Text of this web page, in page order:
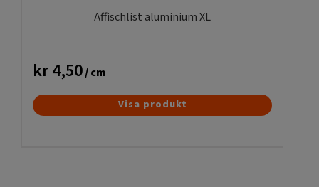
Affischlist aluminium XL
kr4,50/ cm
Visa produkt